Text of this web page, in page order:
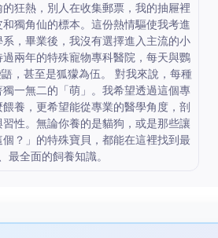
狂熱，別人在收集郵票，我的抽屜裡
獨角仙的標本。這份熱情驅使我考進
，畢業後，我沒有選擇進入主流的小
兩年的特殊寵物專科醫院，每天與鸚
，甚至是狐獴為伍。 對我來說，每種
一無二的「萌」。我希望透過這個專
養，更希望能從專業的醫學角度，剖
性。無論你養的是貓狗，或是那些讓
？」的特殊寶貝，都能在這裡找到最
最全面的飼養知識。